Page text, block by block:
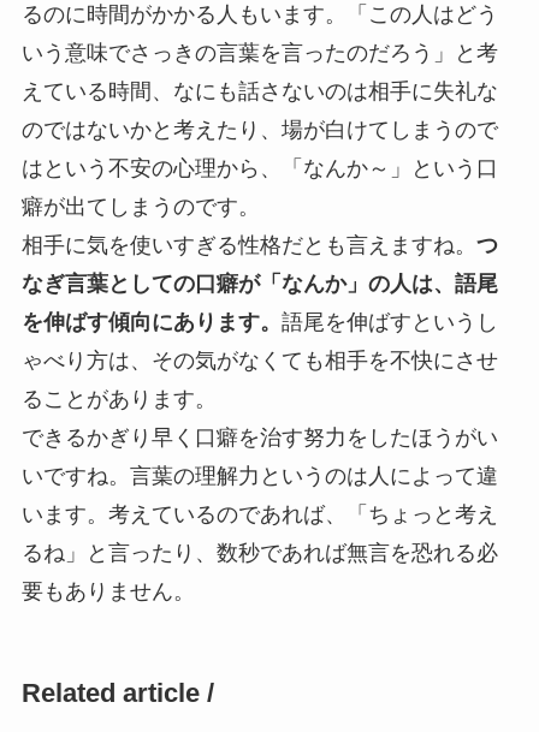
るのに時間がかかる人もいます。「この人はどう
いう意味でさっきの言葉を言ったのだろう」と考
えている時間、なにも話さないのは相手に失礼な
のではないかと考えたり、場が白けてしまうので
はという不安の心理から、「なんか～」という口
癖が出てしまうのです。
相手に気を使いすぎる性格だとも言えますね。 つ
なぎ言葉としての口癖が「なんか」の人は、語尾
を伸ばす傾向にあります。 語尾を伸ばすというし
ゃべり方は、その気がなくても相手を不快にさせ
ることがあります。
できるかぎり早く口癖を治す努力をしたほうがい
いですね。言葉の理解力というのは人によって違
います。考えているのであれば、「ちょっと考え
るね」と言ったり、数秒であれば無言を恐れる必
要もありません。
Related article /